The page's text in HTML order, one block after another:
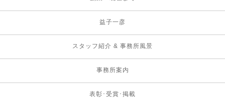
益子一彦
スタッフ紹介 & 事務所風景
事務所案内
表彰･受賞･掲載